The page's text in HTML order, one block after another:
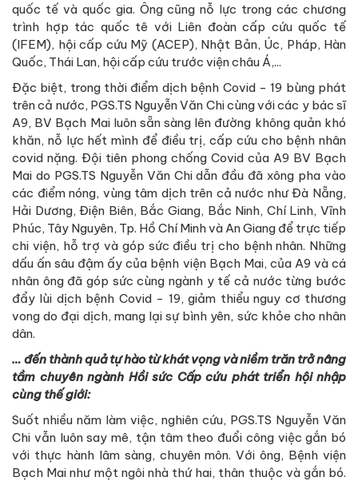
quốc tế và quốc gia. Ông cũng nỗ lực trong các chương
trình hợp tác quốc tê với Liên đoàn cấp cứu quốc tế
(IFEM), hội cấp cứu Mỹ (ACEP), Nhật Bản, Úc, Pháp, Hàn
Quốc, Thái Lan, hội cấp cứu trước viện châu Á,...
Đặc biệt, trong thời điểm dịch bệnh Covid - 19 bùng phát
trên cả nước, PGS.TS Nguyễn Văn Chi cùng với các y bác sĩ
A9, BV Bạch Mai luôn sẵn sàng lên đường không quản khó
khăn, nỗ lực hết mình để điều trị, cấp cứu cho bệnh nhân
covid nặng. Đội tiên phong chống Covid của A9 BV Bạch
Mai do PGS.TS Nguyễn Văn Chi dẫn đầu đã xông pha vào
các điểm nóng, vùng tâm dịch trên cả nước như Đà Nẵng,
Hải Dương, Điện Biên, Bắc Giang, Bắc Ninh, Chí Linh, Vĩnh
Phúc, Tây Nguyên, Tp. Hồ Chí Minh và An Giang để trực tiếp
chi viện, hỗ trợ và góp sức điều trị cho bệnh nhân. Những
dấu ấn sâu đậm ấy của bệnh viện Bạch Mai, của A9 và cá
nhân ông đã góp sức cùng ngành y tế cả nước từng bước
đẩy lùi dịch bệnh Covid - 19, giảm thiểu nguy cơ thương
vong do đại dịch, mang lại sự bình yên, sức khỏe cho nhân
dân.
… đến thành quả tự hào từ khát vọng và niềm trăn trở nâng
tầm chuyên ngành Hồi sức Cấp cứu phát triển hội nhập
cùng thế giới:
Suốt nhiều năm làm việc, nghiên cứu, PGS.TS Nguyễn Văn
Chi vẫn luôn say mê, tận tâm theo đuổi công việc gắn bó
với thực hành lâm sàng, chuyên môn. Với ông, Bệnh viện
Bạch Mai như một ngôi nhà thứ hai, thân thuộc và gắn bó.